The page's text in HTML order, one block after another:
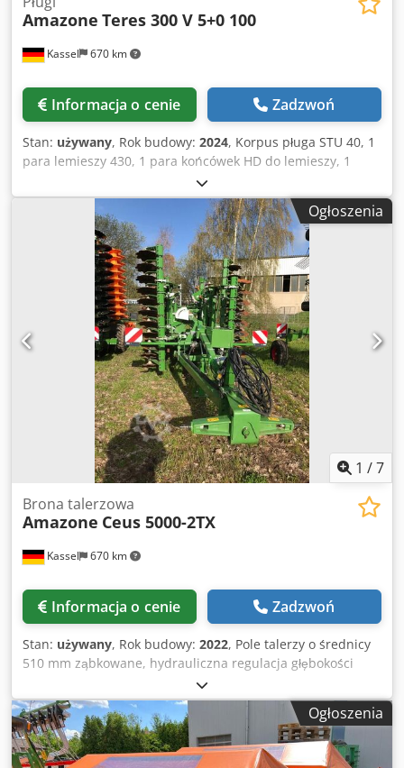
Kassel 670 km
Amazone Teres 300 V 5+0 100
Informacja o cenie Zadzwoń
Stan: używany, Rok budowy: 2024, Korpus pługa STU 40, 1
para lemieszy 430, 1 para końcówek HD do lemieszy, 1
para / słupek przedpłużka do wysokości ramy 80 mm do
hydraulicznego zabezpieczenia przeciążeniowego
przedpłużek M2, 1 para / uchwyty kroju talerzowego, krój
talerzowy D 500 zębaty z zabezpieczeniem, 1 para /
montaż korpusu z Chodpfx Ast A Udyenmoa
Ogłoszenia
1 /7
Kassel 670 km
Brona talerzowa
Amazone Ceus 5000-2TX
Informacja o cenie Zadzwoń
Stan: używany, Rok budowy: 2022, Pole talerzy o średnicy
510 mm ząbkowane, hydrauliczna regulacja głębokości
roboczej pola talerzy / hydrauliczna regulacja głębokości
roboczej jednostki wyrównującej, zęby C-Mix-Ultra do Ceus
50 / hydrauliczna regulacja głębokości roboczej pola zębów
z hydraulicznym dyszlem, dłuto HD 80 mm / (14/K1)
Chsdpfx Anetz Tplsmsa
Ogłoszenia